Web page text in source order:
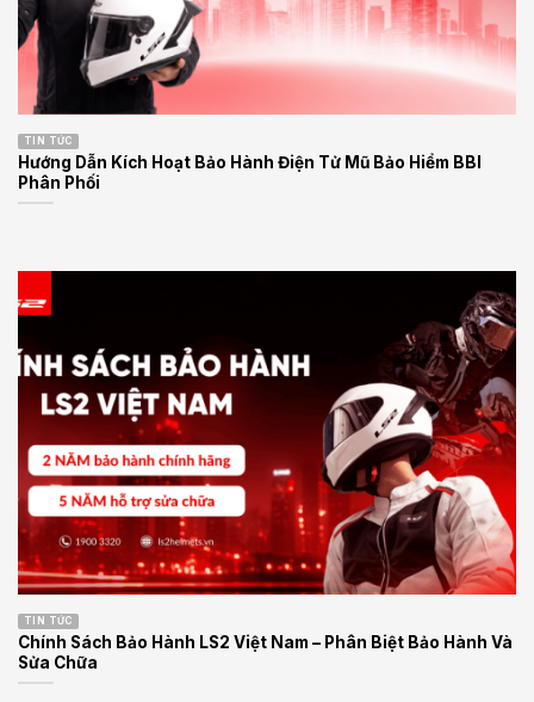
TIN TỨC
Hướng Dẫn Kích Hoạt Bảo Hành Điện Tử Mũ Bảo Hiểm BBI
Phân Phối
TIN TỨC
Chính Sách Bảo Hành LS2 Việt Nam – Phân Biệt Bảo Hành Và
Sửa Chữa